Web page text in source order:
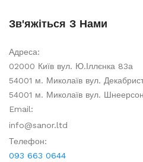
Зв'яжіться З Нами
Адреса:
02000 Київ вул. Ю.Іллєнка 83а
54001 м. Миколаїв вул.
54001 м. Миколаїв вул.
Email:
info@sanor.ltd
Телефон:
093 663 0644